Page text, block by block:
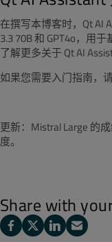
在撰写本博客时，Qt AI
3.3 70B 和 GPT4o，用
了解更多关于 Qt AI
如果您需要入门指南，
更新：Mistral Large 的
度。
Share with